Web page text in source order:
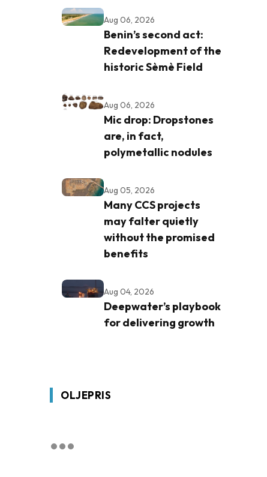
Aug 06, 2026
Benin’s second act:
Redevelopment of the
historic Sèmè Field
Aug 06, 2026
Mic drop: Dropstones
are, in fact,
polymetallic nodules
Aug 05, 2026
Many CCS projects
may falter quietly
without the promised
benefits
Aug 04, 2026
Deepwater’s playbook
for delivering growth
OLJEPRIS